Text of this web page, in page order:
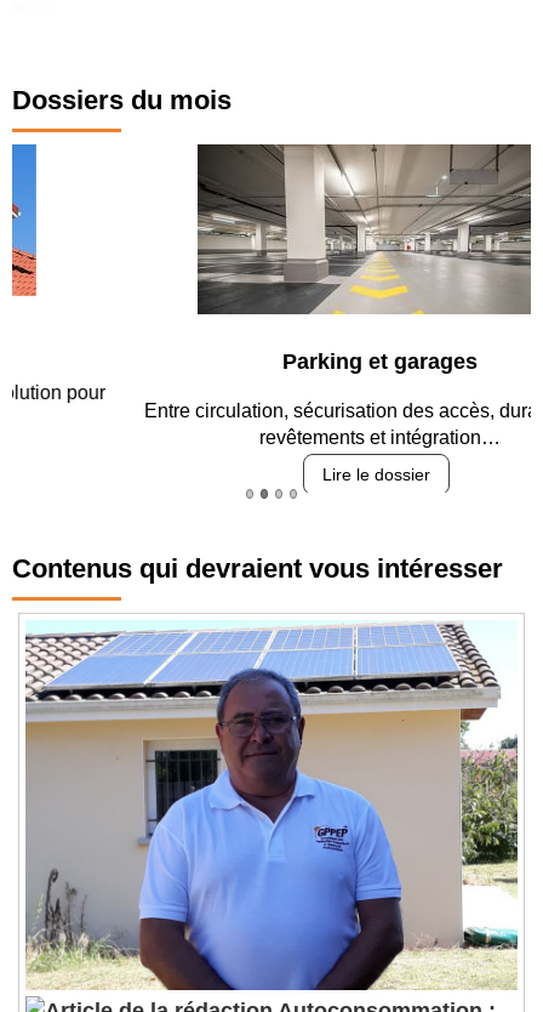
Dossiers du mois
Parking et garages
Entre circulation, sécurisation des accès, durabilité des
revêtements et intégration…
Contenus qui devraient vous intéresser